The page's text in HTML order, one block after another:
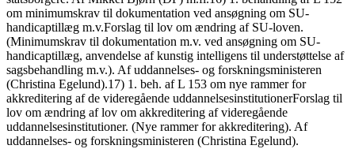
om minimumskrav til dokumentation ved ansøgning om SU-
handicaptillæg m.v.Forslag til lov om ændring af SU-loven.
(Minimumskrav til dokumentation m.v. ved ansøgning om SU-
handicaptillæg, anvendelse af kunstig intelligens til understøttelse af
sagsbehandling m.v.). Af uddannelses- og forskningsministeren
(Christina Egelund).17) 1. beh. af L 153 om nye rammer for
akkreditering af de videregående uddannelsesinstitutionerForslag til
lov om ændring af lov om akkreditering af videregående
uddannelsesinstitutioner. (Nye rammer for akkreditering). Af
uddannelses- og forskningsministeren (Christina Egelund).